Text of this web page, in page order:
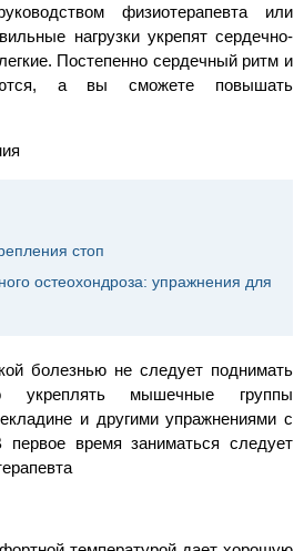
физиотерапевта или
нагрузки укрепят сердечно-
Постепенно сердечный ритм и
а вы сможете повышать
стоп
остеохондроза: упражнения для
болезнью не следует поднимать
укреплять мышечные группы
и другими упражнениями с
время заниматься следует